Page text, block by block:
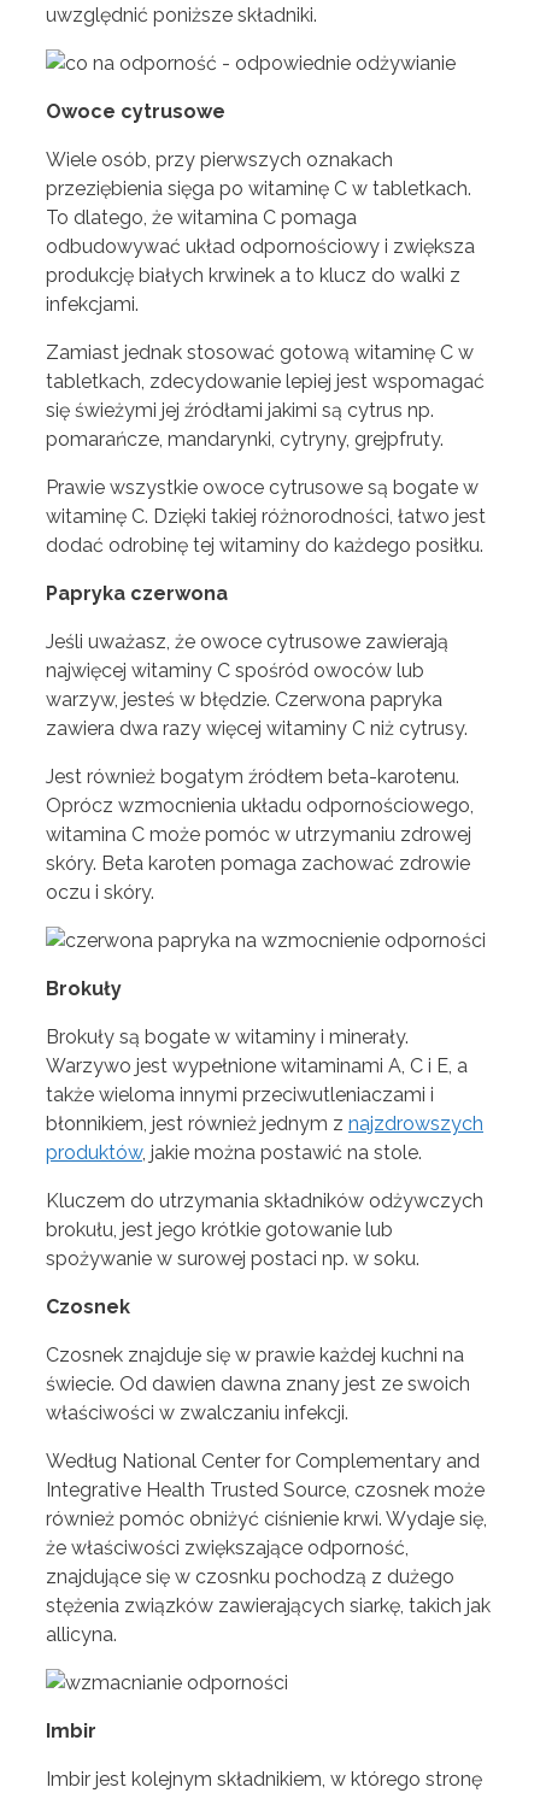
uwzględnić poniższe składniki.
Owoce cytrusowe
Wiele osób, przy pierwszych oznakach
przeziębienia sięga po witaminę C w tabletkach.
To dlatego, że witamina C pomaga
odbudowywać układ odpornościowy i zwiększa
produkcję białych krwinek a to klucz do walki z
infekcjami.
Zamiast jednak stosować gotową witaminę C w
tabletkach, zdecydowanie lepiej jest wspomagać
się świeżymi jej źródłami jakimi są cytrus np.
pomarańcze, mandarynki, cytryny, grejpfruty.
Prawie wszystkie owoce cytrusowe są bogate w
witaminę C. Dzięki takiej różnorodności, łatwo jest
dodać odrobinę tej witaminy do każdego posiłku.
Papryka czerwona
Jeśli uważasz, że owoce cytrusowe zawierają
najwięcej witaminy C spośród owoców lub
warzyw, jesteś w błędzie. Czerwona papryka
zawiera dwa razy więcej witaminy C niż cytrusy.
Jest również bogatym źródłem beta-karotenu.
Oprócz wzmocnienia układu odpornościowego,
witamina C może pomóc w utrzymaniu zdrowej
skóry. Beta karoten pomaga zachować zdrowie
oczu i skóry.
Brokuły
Brokuły są bogate w witaminy i minerały.
Warzywo jest wypełnione witaminami A, C i E, a
także wieloma innymi przeciwutleniaczami i
błonnikiem, jest również jednym z najzdrowszych
produktów, jakie można postawić na stole.
Kluczem do utrzymania składników odżywczych
brokułu, jest jego krótkie gotowanie lub
spożywanie w surowej postaci np. w soku.
Czosnek
Czosnek znajduje się w prawie każdej kuchni na
świecie. Od dawien dawna znany jest ze swoich
właściwości w zwalczaniu infekcji.
Według National Center for Complementary and
Integrative Health Trusted Source, czosnek może
również pomóc obniżyć ciśnienie krwi. Wydaje się,
że właściwości zwiększające odporność,
znajdujące się w czosnku pochodzą z dużego
stężenia związków zawierających siarkę, takich jak
allicyna.
Imbir
Imbir jest kolejnym składnikiem, w którego stronę